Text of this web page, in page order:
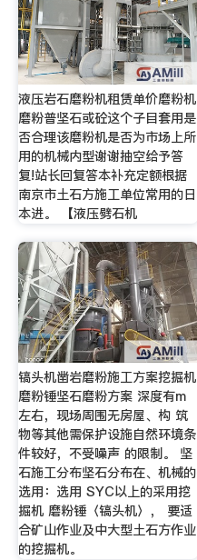
液压岩石磨粉机租赁单价磨粉机
磨粉普坚石或砼这个子目套用是
否合理该磨粉机是否为市场上所
用的机械内型谢谢抽空给予答
复!站长回复答本补充定额根据
南京市土石方施工单位常用的日
本进。 【液压劈石机
镐头机凿岩磨粉施工方案挖掘机
磨粉锤坚石磨粉方案 深度有m
左右，现场周围无房屋、构 筑
物等其他需保护设施自然环境条
件较好，不受噪声 的限制。 坚
石施工分布坚石分布在、机械的
选用：选用 SYC以上的采用挖
掘机 磨粉锤〈镐头机〉， 要适
合矿山作业及中大型土石方作业
的挖掘机。